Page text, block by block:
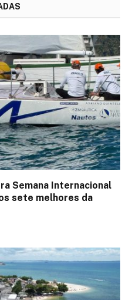
Semana Internacional
sete melhores da